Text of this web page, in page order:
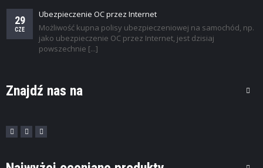
już od 2,99 zł za sfinansowane ...
DLA TWOJEJ FIRMY
29
CZE
Ubezpieczenie OC przez Internet
Możliwość kupna polisy ubezpieczeniowej na samochód, np.
jako ubezpieczenie OC przez Internet, jest dzisiaj
powszechnie [...]
Znajdź nas na